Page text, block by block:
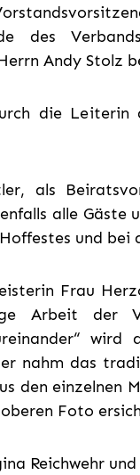
des
Andy Stolz
die Leiterin
als
alle Gäste
und bei
Frau
Arbeit der
wird
nahm das
den einzelnen
Foto
Reichwehr